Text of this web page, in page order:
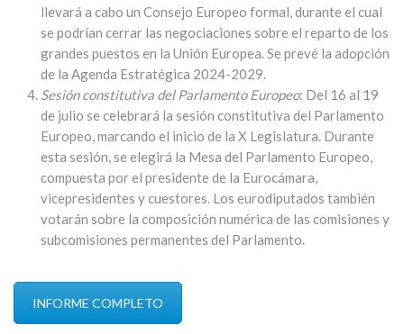
llevará a cabo un Consejo Europeo formal, durante el cual
se podrían cerrar las negociaciones sobre el reparto de los
grandes puestos en la Unión Europea. Se prevé la adopción
de la Agenda Estratégica 2024-2029.
Sesión constitutiva del Parlamento Europeo: Del 16 al 19
de julio se celebrará la sesión constitutiva del Parlamento
Europeo, marcando el inicio de la X Legislatura. Durante
esta sesión, se elegirá la Mesa del Parlamento Europeo,
compuesta por el presidente de la Eurocámara,
vicepresidentes y cuestores. Los eurodiputados también
votarán sobre la composición numérica de las comisiones y
subcomisiones permanentes del Parlamento.
INFORME COMPLETO